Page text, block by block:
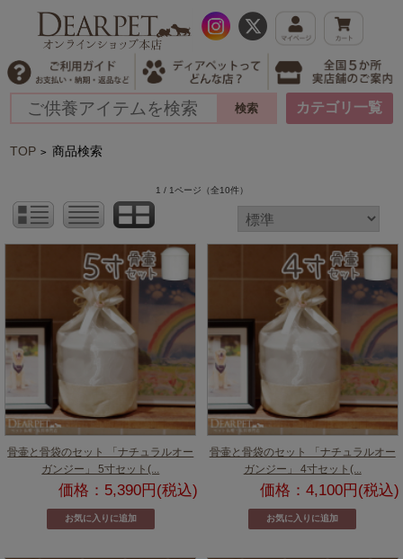
カテゴリ一覧
TOP > 商品検索
1 / 1ページ （全10件）
骨壷と骨袋のセット 「ナチュラルオー
ガンジー」 5寸セット(...
価格：5,390円(税込)
骨壷と骨袋のセット 「ナチュラルオー
ガンジー」 4寸セット(...
価格：4,100円(税込)